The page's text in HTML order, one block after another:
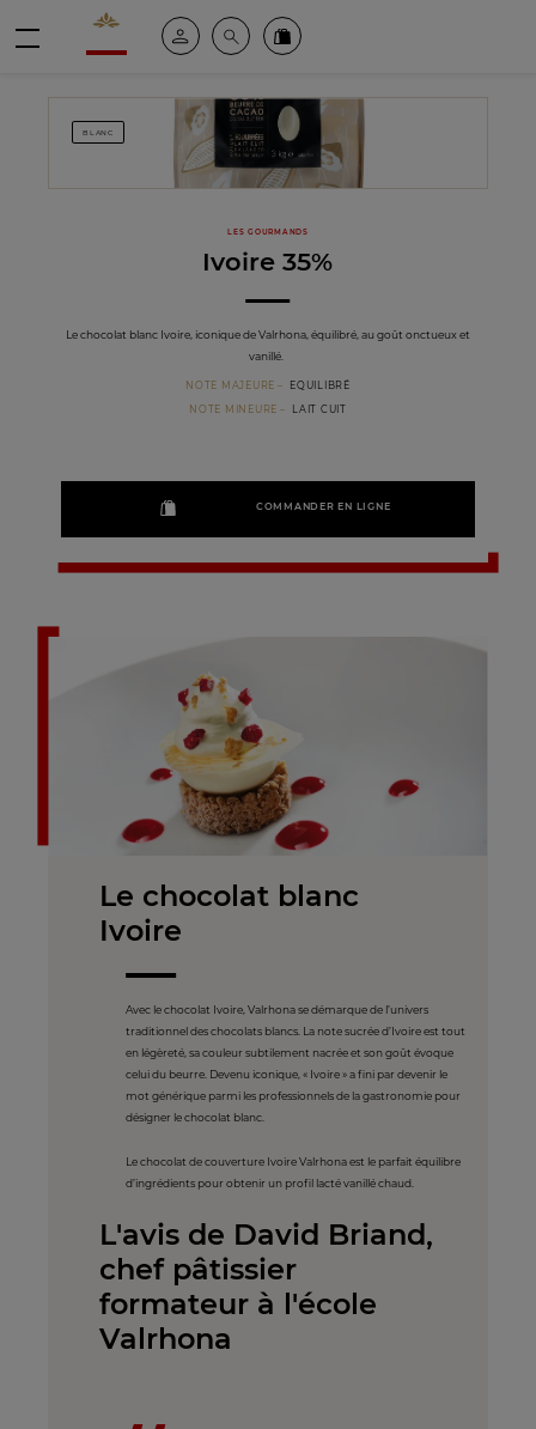
Valrhona - Imaginons le meilleur du chocolat
Espace clientRechercheCommandez en ligne
BLANC
LES GOURMANDS
Ivoire 35%
Le chocolat blanc Ivoire, iconique de Valrhona, équilibré, au goût onctueux et
vanillé.
NOTE MAJEURE EQUILIBRÉ
NOTE MINEURE LAIT CUIT
COMMANDER EN LIGNE
Le chocolat blanc
Ivoire
Avec le chocolat Ivoire, Valrhona se démarque de l’univers
traditionnel des chocolats blancs. La note sucrée d’Ivoire est tout
en légèreté, sa couleur subtilement nacrée et son goût évoque
celui du beurre. Devenu iconique, « Ivoire » a fini par devenir le
mot générique parmi les professionnels de la gastronomie pour
désigner le chocolat blanc.
Le chocolat de couverture Ivoire Valrhona est le parfait équilibre
d’ingrédients pour obtenir un profil lacté vanillé chaud.
L'avis de David Briand,
chef pâtissier
formateur à l'école
Valrhona